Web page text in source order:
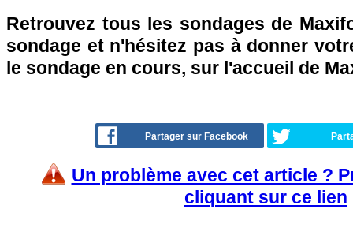
Retrouvez tous les sondages de
sondage et n'hésitez pas à donner
le sondage en cours, sur l'accueil de
Partager sur Facebook
Un problème avec cet article ?
cliquant sur ce lien